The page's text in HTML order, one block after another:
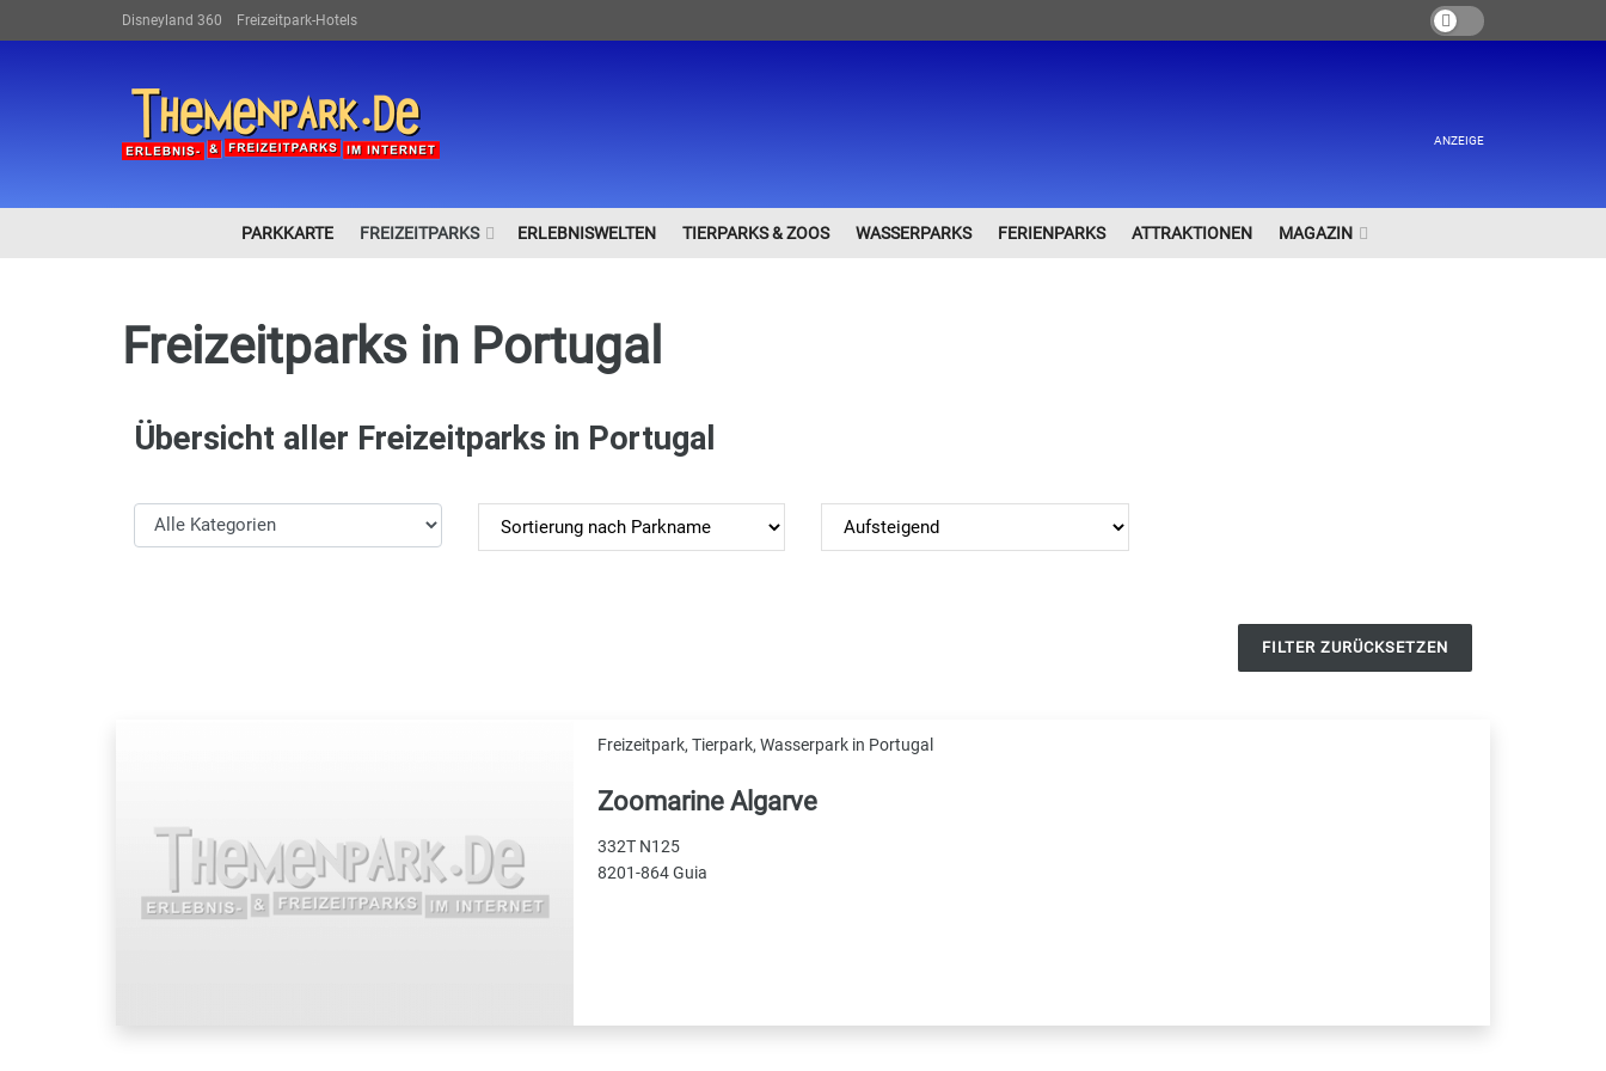
Disneyland 360 Freizeitpark-Hotels
ANZEIGE
PARKKARTE FREIZEITPARKS ERLEBNISWELTEN TIERPARKS & ZOOS WASSERPARKS FERIENPARKS ATTRAKTIONEN MAGAZIN
Freizeitparks in Portugal
Übersicht aller Freizeitparks in Portugal
FILTER ZURÜCKSETZEN
Freizeitpark, Tierpark, Wasserpark in Portugal
Zoomarine Algarve
332T N125
8201-864 Guia